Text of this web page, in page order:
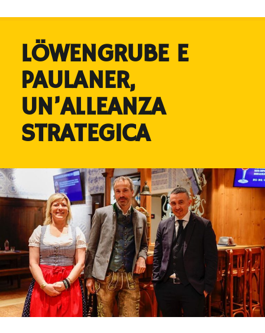
LÖWENGRUBE E
PAULANER,
UN’ALLEANZA
STRATEGICA